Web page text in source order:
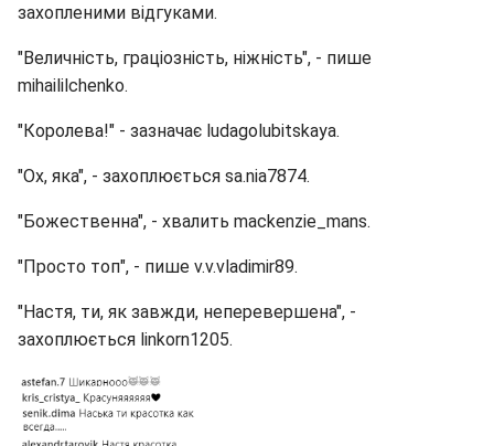
захопленими відгуками.
"Величність, граціозність, ніжність", - пише
mihaililchenko.
"Королева!" - зазначає ludagolubitskaya.
"Ох, яка", - захоплюється sa.nia7874.
"Божественна", - хвалить mackenzie_mans.
"Просто топ", - пише v.v.vladimir89.
"Настя, ти, як завжди, неперевершена", -
захоплюється linkorn1205.